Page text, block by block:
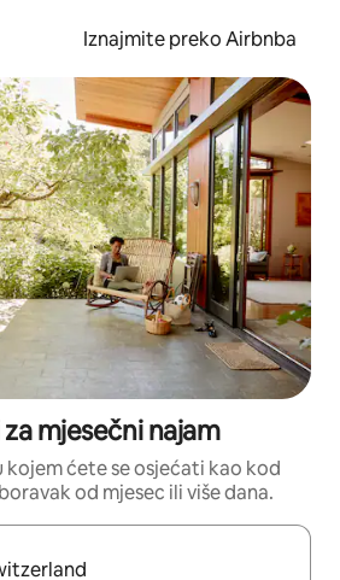
Iznajmite preko Airbnba
mjesečni najam
kojem ćete se osjećati kao kod
od mjesec ili više dana.
rezultati, moći ćete ih pregledati